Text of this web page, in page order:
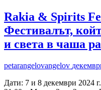
оферта
от
с
300
Rakia & Spirits
Фестивалът,
и света в чаша
petarangelovangelov
Дати: 7 и 8 декември 2024